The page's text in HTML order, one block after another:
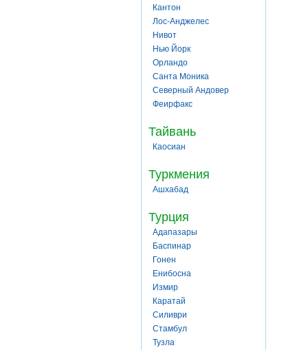
Кантон
Лос-Анджелес
Нивот
Нью Йорк
Орландо
Санта Моника
Северный Андовер
Феирфакс
Тайвань
Каосиан
Туркмения
Ашхабад
Турция
Адапазары
Баспинар
Гонен
Енибосна
Измир
Каратай
Силиври
Стамбул
Тузла